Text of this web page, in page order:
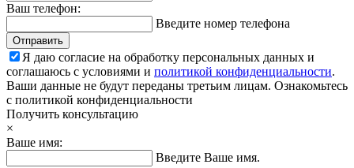
Ваш телефон:
Введите номер телефона
Отправить
Я даю согласие на обработку персональных данных и
соглашаюсь с условиями и политикой конфиденциальности.
Ваши данные не будут переданы третьим лицам. Ознакомьтесь
с политикой конфиденциальности
Получить консультацию
×
Ваше имя:
Введите Ваше имя.